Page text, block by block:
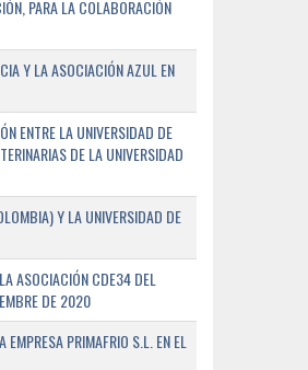
PARA LA COLABORACIÓN
Y LA ASOCIACIÓN AZUL EN
ENTRE LA UNIVERSIDAD DE
DE LA UNIVERSIDAD
Y LA UNIVERSIDAD DE
ASOCIACIÓN CDE34 DEL
DE 2020
PRIMAFRIO S.L. EN EL